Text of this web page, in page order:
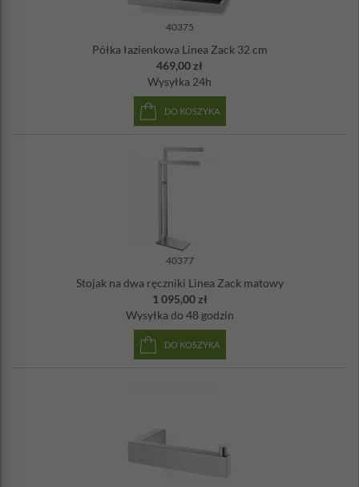
40375
Półka łazienkowa Linea Zack 32 cm
469,00 zł
Wysyłka 24h
DO KOSZYKA
40377
Stojak na dwa ręczniki Linea Zack matowy
1 095,00 zł
Wysyłka do 48 godzin
DO KOSZYKA